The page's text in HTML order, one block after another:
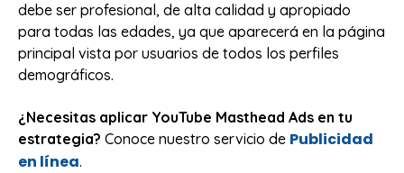
debe ser profesional, de alta calidad y apropiado
para todas las edades, ya que aparecerá en la página
principal vista por usuarios de todos los perfiles
demográficos.
¿Necesitas aplicar YouTube Masthead Ads en tu
estrategia? Conoce nuestro servicio de Publicidad
en línea.